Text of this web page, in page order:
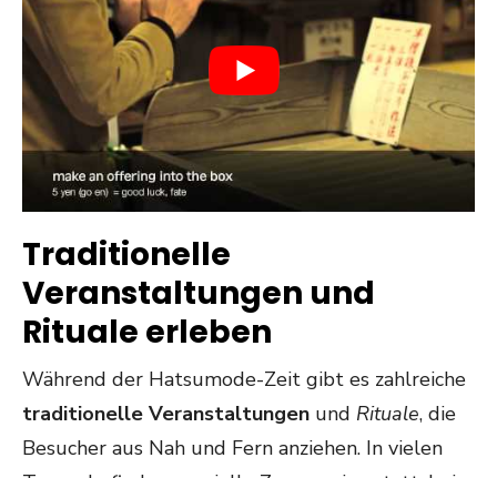
Traditionelle
Veranstaltungen und
Rituale erleben
Während der Hatsumode-Zeit gibt es zahlreiche
traditionelle Veranstaltungen und Rituale, die
Besucher aus Nah und Fern anziehen. In vielen